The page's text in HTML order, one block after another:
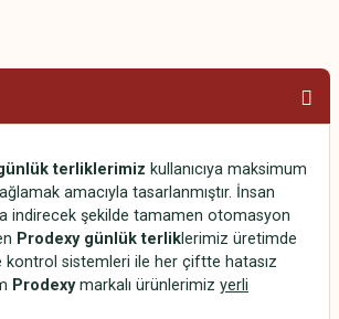
terliklerimiz kullanıcıya maksimum
amacıyla tasarlanmıştır. İnsan
indirecek şekilde tamamen otomasyon
Prodexy günlük terliklerimiz üretimde
kontrol sistemleri ile her çiftte hatasız
Prodexymarkalı ürünlerimiz yerli